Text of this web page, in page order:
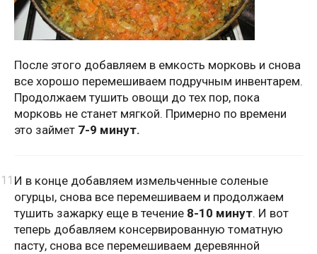
После этого добавляем в емкость морковь и снова
все хорошо перемешиваем подручным инвентарем.
Продолжаем тушить овощи до тех пор, пока
морковь не станет мягкой. Примерно по времени
это займет 7-9 минут.
И в конце добавляем измельченные соленые
огурцы, снова все перемешиваем и продолжаем
тушить зажарку еще в течение 8-10 минут. И вот
теперь добавляем консервированную томатную
пасту, снова все перемешиваем деревянной